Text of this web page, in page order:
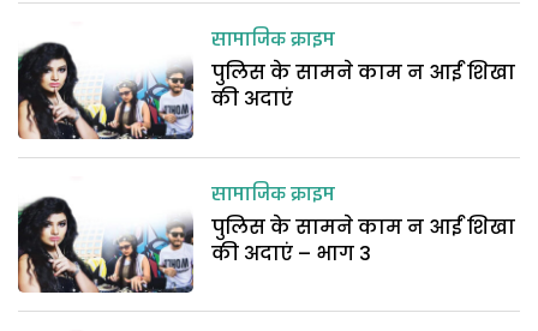
सामाजिक क्राइम
पुलिस के सामने काम न आईं शिखा
की अदाएं
सामाजिक क्राइम
पुलिस के सामने काम न आईं शिखा
की अदाएं – भाग 3